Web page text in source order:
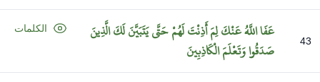
43 عَفَااللَّهُعَنْكَلِمَأَذِنْتَلَهُمْحَتَّىيَتَبَيَّنَلَكَالَّذِينَ
صَدَقُواوَتَعْلَمَالْكَاذِبِينَ
الكلمات